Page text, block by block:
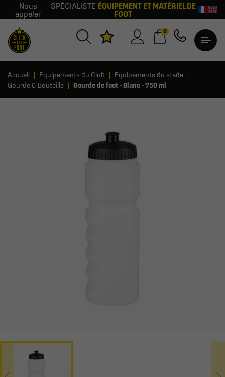
Nous
appeler
SPÉCIALISTE ÉQUIPEMENT ET MATÉRIEL DE
FOOT
0
Accueil Equipements du Club
Equipements du stade
Gourde & Bouteille
Gourde de foot - Blanc - 750 ml